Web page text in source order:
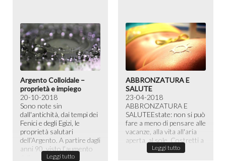
Argento Colloidale –
proprietà e impiego
20-10-2018
Sono note sin
dall'antichità, dai tempi dei
Fenici e degli Egizi, le
proprietà salutari
dell’Argento. A partire dagli
anni 90, visto l’aumento
Leggi tutto
ABBRONZATURA E
SALUTE
23-04-2018
ABBRONZATURA E
SALUTE​ Estate: non si può
fare a meno di pensare alle
vacanze, alla vita all'aria
aperta, al sole. Costretti a
passare la maggior ...
Leggi tutto